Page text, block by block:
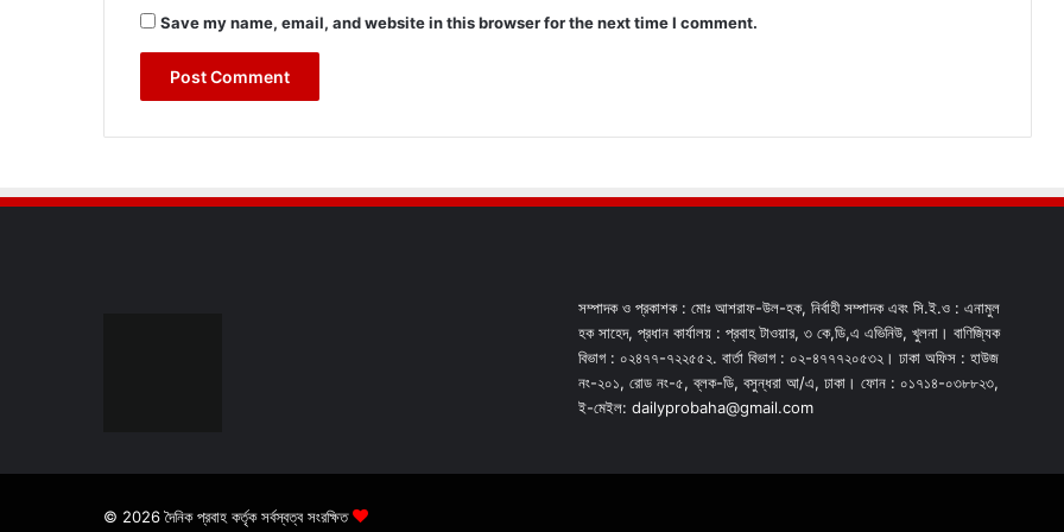
Save my name, email, and website in this browser for the next time I comment.
সম্পাদক ও প্রকাশক : মোঃ আশরাফ-উল-হক, নির্বাহী সম্পাদক এবং সি.ই.ও : এনামুল
হক সাহেদ, প্রধান কার্যালয় : প্রবাহ টাওয়ার, ৩ কে,ডি,এ এভিনিউ, খুলনা। বাণিজ্যিক
বিভাগ : ০২৪৭৭-৭২২৫৫২. বার্তা বিভাগ : ০২-৪৭৭৭২০৫৩২। ঢাকা অফিস : হাউজ
নং-২০১, রোড নং-৫, ব্লক-ডি, বসুন্ধরা আ/এ, ঢাকা। ফোন : ০১৭১৪-০৩৮৮২৩,
ই-মেইল: dailyprobaha@gmail.com
© 2026 দৈনিক প্রবাহ কর্তৃক সর্বস্বত্ব সংরক্ষিত